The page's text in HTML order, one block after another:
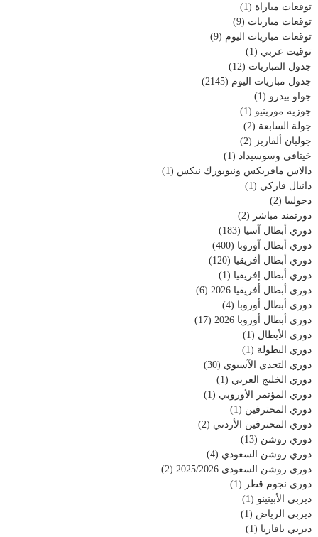
توقعات مباراة (1)
توقعات مباريات (9)
توقعات مباريات اليوم (9)
توقيت عربي (1)
جدول المباريات (12)
جدول مباريات اليوم (2145)
جواو بيدرو (1)
جوزيه مورينيو (1)
جولة السابعة (2)
جوليان ألفاريز (2)
خيتافي وسوسيداد (1)
دالاس مافريكس ونيويورك نيكس (1)
دانيال فاركي (1)
دجوليبا (2)
دورتمند مباشر (2)
دوري أبطال آسيا (183)
دوري أبطال آوروبا (400)
دوري أبطال أفريقيا (120)
دوري أبطال إفريقيا (1)
دوري أبطال أفريقيا 2026
(6)
دوري أبطال أوروبا (4)
دوري أبطال أوروبا 2026
(17)
دوري الأبطال (1)
دوري البطولة (1)
دوري التحدي الآسيوي (30)
دوري الخليج العربي (1)
دوري المؤتمر الأوروبي (1)
دوري المحترفين (1)
دوري المحترفين الأردني (2)
دوري روشن (13)
دوري روشن السعودي (4)
دوري روشن السعودي 2025/2026
(2)
دوري نجوم قطر (1)
ديربي الأبينينو (1)
ديربي الرياض (1)
ديربي بافاريا (1)